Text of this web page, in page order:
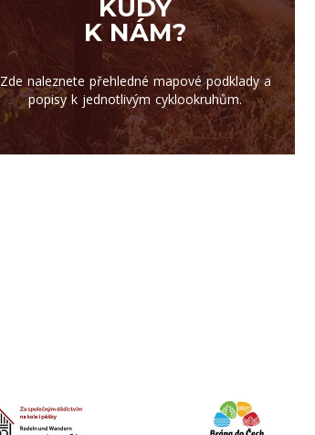
KUDY
K NÁM?
Zde naleznete přehledné mapové podklady a
popisy k jednotlivým cyklookruhům.